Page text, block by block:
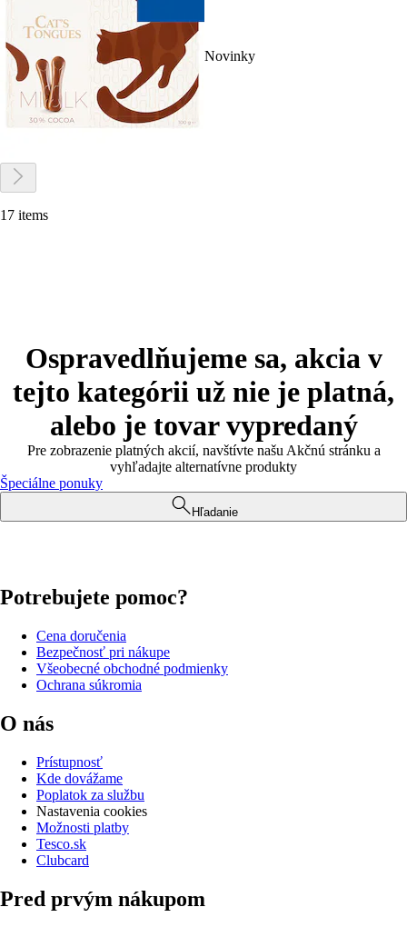
Novinky
17 items
Ospravedlňujeme sa, akcia v
tejto kategórii už nie je platná,
alebo je tovar vypredaný
Pre zobrazenie platných akcií, navštívte našu Akčnú stránku a
vyhľadajte alternatívne produkty
Špeciálne ponuky
Hľadanie
Potrebujete pomoc?
Cena doručenia
Bezpečnosť pri nákupe
Všeobecné obchodné podmienky
Ochrana súkromia
O nás
Prístupnosť
Kde dovážame
Poplatok za službu
Nastavenia cookies
Možnosti platby
Tesco.sk
Clubcard
Pred prvým nákupom